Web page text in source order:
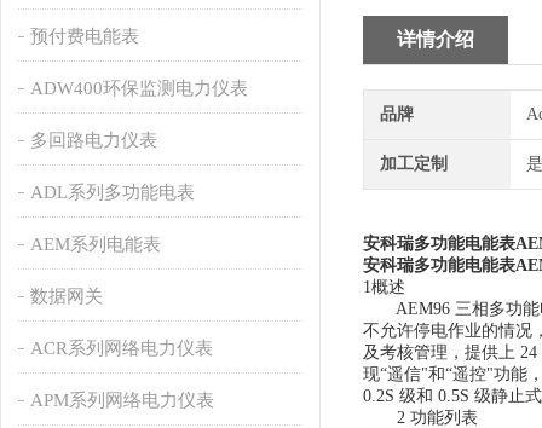
预付费电能表
ADW400环保监测电力仪表
多回路电力仪表
ADL系列多功能电表
AEM系列电能表
数据网关
ACR系列网络电力仪表
APM系列网络电力仪表
详情介绍
品牌
加工定制
安科瑞多功能电能表
安科瑞多功能电能表
1概述
AEM96 三相多功能
不允许停电作业的情况
及考核管理，提供上
现“遥信"和“遥控"功能
0.2S 级和 0.5S 级静止
2 功能列表